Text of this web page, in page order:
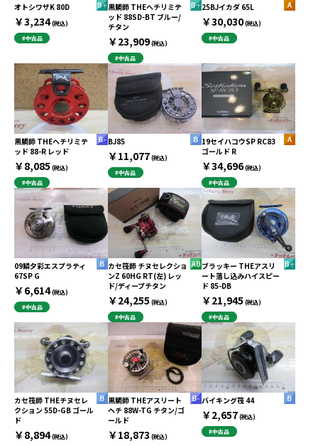
オトシワザK 80D
￥3,234(税込)
#中古品
黒鯛師 THEヘチリミテ
ッド 88SD-BT ブルー/
チタン
￥23,909(税込)
#中古品
25BJイカダ 65L
￥30,030(税込)
#中古品
黒鯛師 THEヘチリミテ
ッド 88-R レッド
￥8,085 (税込)
#中古品
BJ85
￥11,077(税込)
#中古品
19セイハコウSP RC83
ゴールド R
￥34,696(税込)
#中古品
09鱗夕彩エスプラティ
67SP G
￥6,614(税込)
#中古品
カセ筏師 チヌセレクショ
ンZ 60HG RT(左) レッ
ド/ディープチタン
￥24,255 (税込)
#中古品
ブラッキー THEアスリ
ート落し込みハイスピー
ド 85-DB
￥21,945 (税込)
#中古品
カセ筏師 THEチヌセレ
クション 55D-GB ゴール
ド
￥8,894(税込)
黒鯛師 THEアスリート
ヘチ 88W-TG チタン/ゴ
ールド
￥18,873 (税込)
バイキング筏 44
￥2,657(税込)
#中古品